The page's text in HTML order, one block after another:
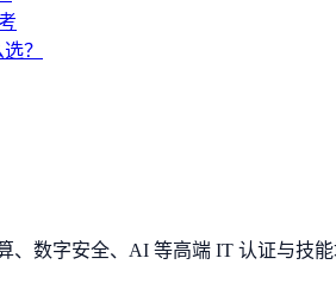
？
数字安全、AI 等高端 IT 认证与技